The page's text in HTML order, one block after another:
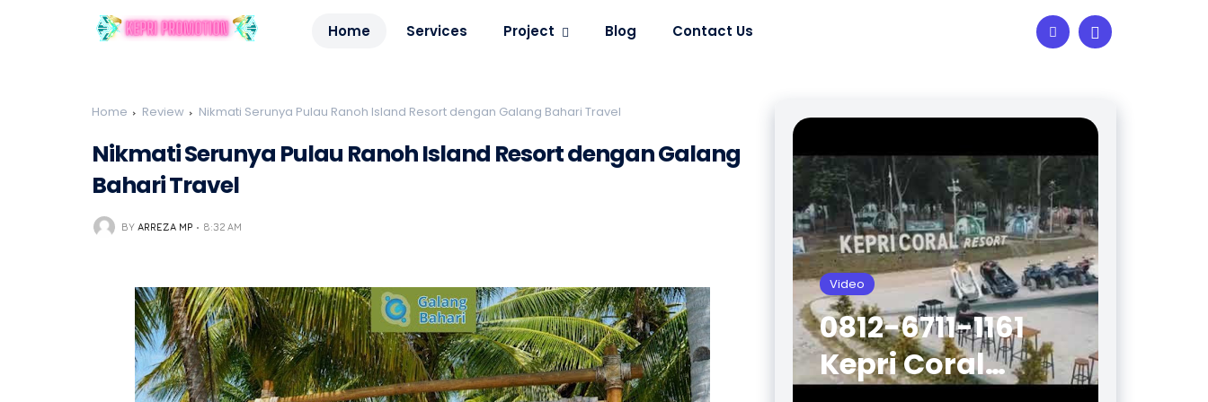
Home Services Project Blog Contact Us
Home Review Nikmati Serunya Pulau Ranoh Island Resort dengan Galang Bahari Travel
Nikmati Serunya Pulau Ranoh Island Resort dengan Galang
Bahari Travel
BY ARREZA MP 8:32 AM
Video
0812-6711-1161
Kepri Coral